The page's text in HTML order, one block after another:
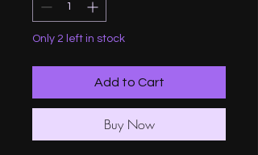
Only 2 left in stock
Add to Cart
Buy Now